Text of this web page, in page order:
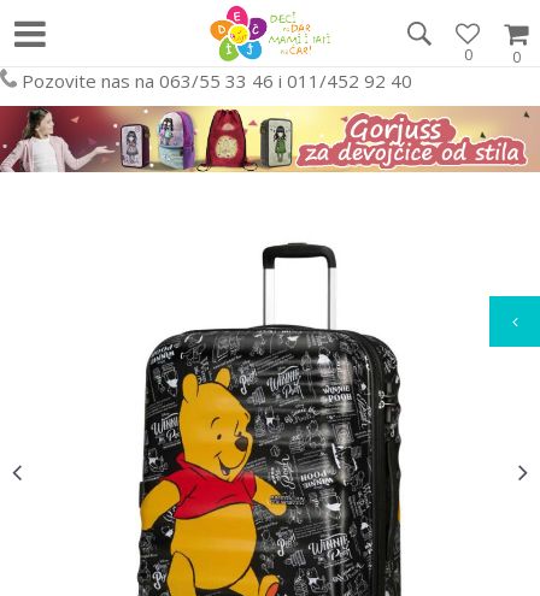
0
0
Pozovite nas na 063/55 33 46 i 011/452 92 40